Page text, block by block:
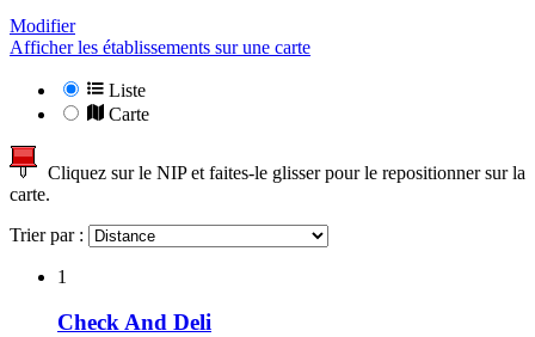
Modifier
Afficher les établissements sur une carte
Liste
Carte
Cliquez sur le NIP et faites-le glisser pour le repositionner sur la
carte.
Trier par :
1
Check And Deli